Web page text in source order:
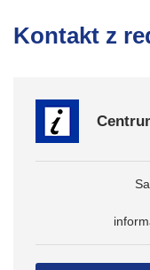
Kontakt z